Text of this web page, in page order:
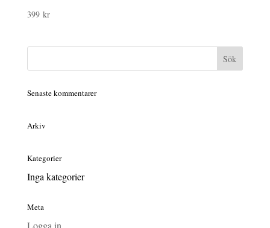
399 kr
Senaste kommentarer
Arkiv
Kategorier
Inga kategorier
Meta
Logga in